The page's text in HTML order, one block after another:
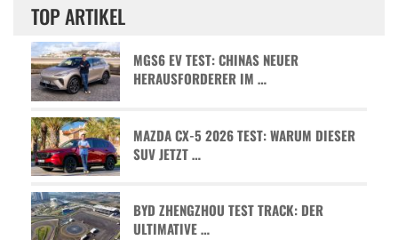
TOP ARTIKEL
MGS6 EV TEST: CHINAS NEUER
HERAUSFORDERER IM …
MAZDA CX-5 2026 TEST: WARUM DIESER
SUV JETZT …
BYD ZHENGZHOU TEST TRACK: DER
ULTIMATIVE …